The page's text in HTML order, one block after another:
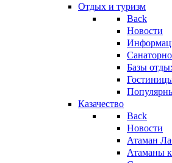
Отдых и туризм
Back
Новости
Базы
Казачество
Back
Новости
Атаман
Атаманы